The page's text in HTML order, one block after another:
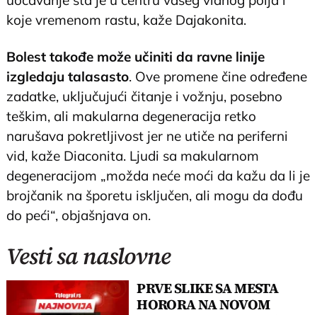
koje vremenom rastu, kaže Dajakonita.
Bolest takođe može učiniti da ravne linije
izgledaju talasasto. Ove promene čine određene
zadatke, uključujući čitanje i vožnju, posebno
teškim, ali makularna degeneracija retko
narušava pokretljivost jer ne utiče na periferni
vid, kaže Diaconita. Ljudi sa makularnom
degeneracijom „možda neće moći da kažu da li je
brojčanik na šporetu isključen, ali mogu da dođu
do peći“, objašnjava on.
Vesti sa naslovne
PRVE SLIKE SA MESTA
HORORA NA NOVOM